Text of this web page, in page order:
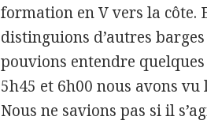
formation en V vers la côte.
distinguions d’autres
pouvions entendre
5h45 et 6h00 nous avons
Nous ne savions pas si il